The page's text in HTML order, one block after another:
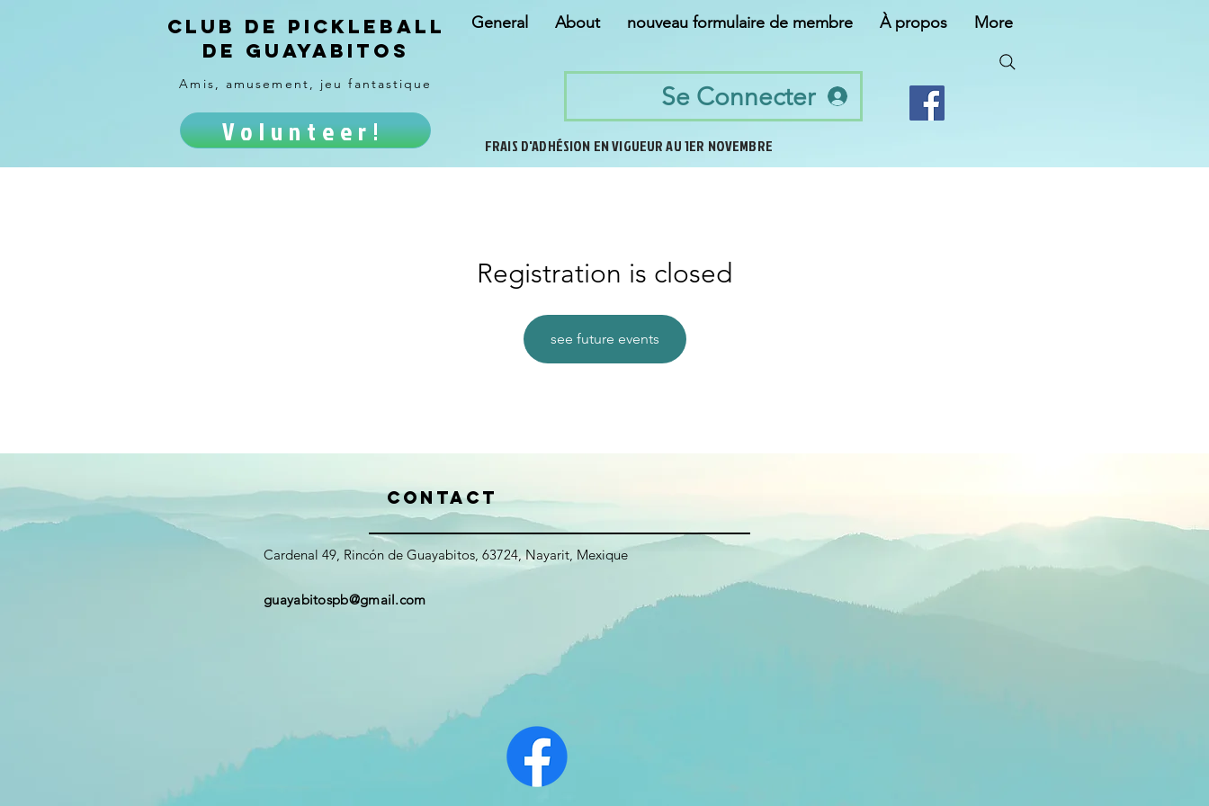
Club de pickleball
de Guayabitos
Amis, amusement, jeu fantastique
Volunteer!
General About nouveau formulaire de membre À propos More
Se Connecter
FRAIS D'ADHÉSION EN VIGUEUR AU 1ER NOVEMBRE
Registration is closed
see future events
Contact
Cardenal 49, Rincón de Guayabitos, 63724, Nayarit, Mexique
guayabitospb@gmail.com